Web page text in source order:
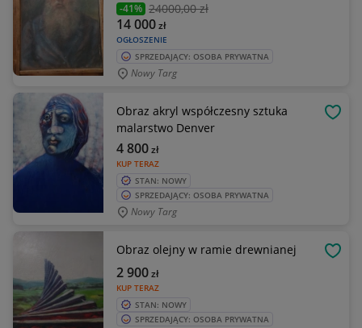
-41% 24000,00 zł
OGŁOSZENIE
14 000zł
SPRZEDAJĄCY: OSOBA PRYWATNA
Nowy Targ
Obraz akryl współczesny sztuka
malarstwo Denver
KUP TERAZ
4 800zł
STAN: NOWY
SPRZEDAJĄCY: OSOBA PRYWATNA
Nowy Targ
Obraz olejny w ramie drewnianej
KUP TERAZ
2 900zł
STAN: NOWY
SPRZEDAJĄCY: OSOBA PRYWATNA